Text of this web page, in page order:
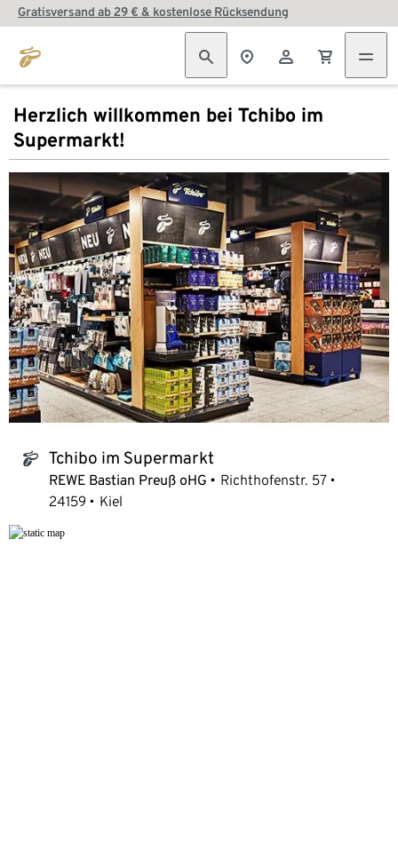
Gratisversand ab 29 € & kostenlose Rücksendung
Herzlich willkommen bei Tchibo im
Supermarkt!
tchibo_logo Tchibo im Supermarkt
REWE Bastian Preuß oHG
Richthofenstr. 57
24159
Kiel